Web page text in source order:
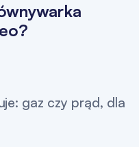
gaz czy prąd, dla